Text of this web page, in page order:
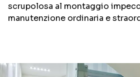
scrupolosa al montaggio
manutenzione ordinaria e